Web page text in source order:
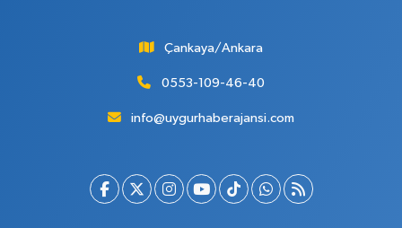
Çankaya/Ankara
0553-109-46-40
info@uygurhaberajansi.com